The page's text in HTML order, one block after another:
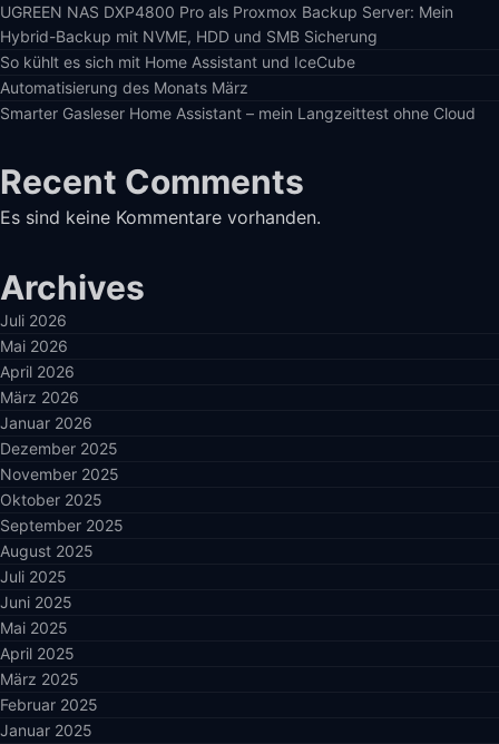
UGREEN NAS DXP4800 Pro als Proxmox Backup Server: Mein
Hybrid-Backup mit NVME, HDD und SMB Sicherung
So kühlt es sich mit Home Assistant und IceCube
Automatisierung des Monats März
Smarter Gasleser Home Assistant – mein Langzeittest ohne Cloud
Recent Comments
Es sind keine Kommentare vorhanden.
Archives
Juli 2026
Mai 2026
April 2026
März 2026
Januar 2026
Dezember 2025
November 2025
Oktober 2025
September 2025
August 2025
Juli 2025
Juni 2025
Mai 2025
April 2025
März 2025
Februar 2025
Januar 2025